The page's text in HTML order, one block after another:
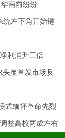
南雨纷纷
统左下角开始键
利润升三倍
头显首发市场反
式缅怀革命先烈
整高校两成左右